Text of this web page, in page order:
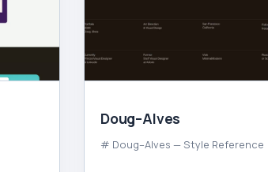
Doug–Alves
# Doug–Alves — Style Reference